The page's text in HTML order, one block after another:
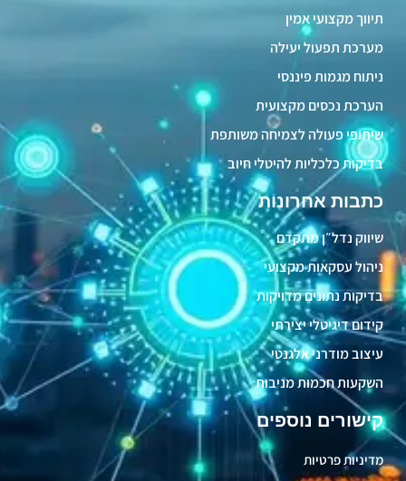
קישורים נוספים
מדיניות פרטיות
כתבות אחרונות
שיווק נדל״ן מתקדם
ניהול עסקאות מקצועי
בדיקות נתונים מדויקות
קידום דיגיטלי יצירתי
עיצוב מודרני אלגנטי
השקעות חכמות מניבות
תיווך מקצועי אמין
מערכת תפעול יעילה
ניתוח מגמות פיננסי
הערכת נכסים מקצועית
שיתופי פעולה לצמיחה משותפת
בדיקות כלכליות להיטלי חיוב